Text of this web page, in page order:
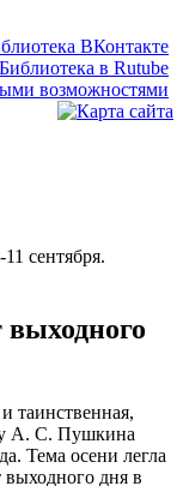
11 сентября.
таинственная,
у А. С. Пушкина
Тема осени легла
дня в